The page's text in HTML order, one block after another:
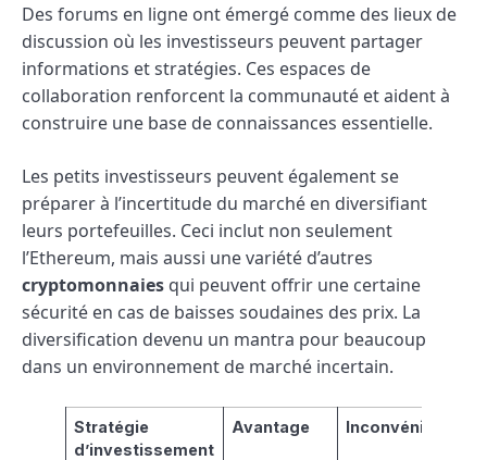
Des forums en ligne ont émergé comme des lieux de
discussion où les investisseurs peuvent partager
informations et stratégies. Ces espaces de
collaboration renforcent la communauté et aident à
construire une base de connaissances essentielle.
Les petits investisseurs peuvent également se
préparer à l’incertitude du marché en diversifiant
leurs portefeuilles. Ceci inclut non seulement
l’Ethereum, mais aussi une variété d’autres
cryptomonnaies qui peuvent offrir une certaine
sécurité en cas de baisses soudaines des prix. La
diversification devenu un mantra pour beaucoup
dans un environnement de marché incertain.
Stratégie
d’investissement
Avantage Inconvénient